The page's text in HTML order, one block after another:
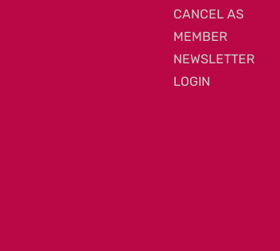
CANCEL AS
MEMBER
NEWSLETTER
LOGIN